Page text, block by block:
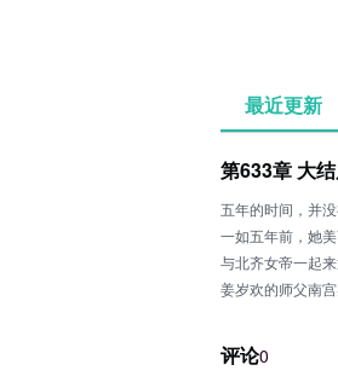
最近更新
第633章 大
五年的时间，并
一如五年前，她美
与北齐女帝一起
姜岁欢的师父南
与端木珏相比，
二十几年前，他
评论0